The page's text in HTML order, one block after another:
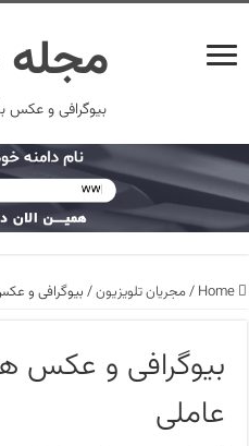
بیوگرافی و عکس
Home
/مجریان تلویزیون/ بیوگرافی و
بیوگرافی و عکس
عاملی